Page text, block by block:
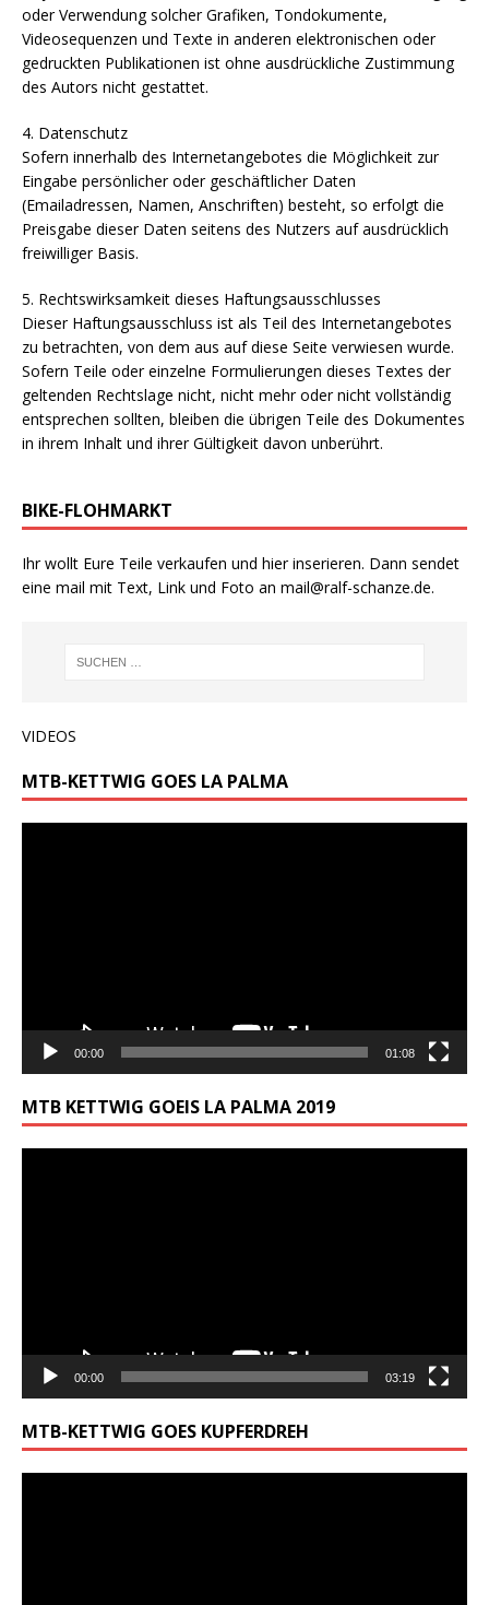
oder Verwendung solcher Grafiken, Tondokumente,
Videosequenzen und Texte in anderen elektronischen oder
gedruckten Publikationen ist ohne ausdrückliche Zustimmung
des Autors nicht gestattet.
4. Datenschutz
Sofern innerhalb des Internetangebotes die Möglichkeit zur
Eingabe persönlicher oder geschäftlicher Daten
(Emailadressen, Namen, Anschriften) besteht, so erfolgt die
Preisgabe dieser Daten seitens des Nutzers auf ausdrücklich
freiwilliger Basis.
5. Rechtswirksamkeit dieses Haftungsausschlusses
Dieser Haftungsausschluss ist als Teil des Internetangebotes
zu betrachten, von dem aus auf diese Seite verwiesen wurde.
Sofern Teile oder einzelne Formulierungen dieses Textes der
geltenden Rechtslage nicht, nicht mehr oder nicht vollständig
entsprechen sollten, bleiben die übrigen Teile des Dokumentes
in ihrem Inhalt und ihrer Gültigkeit davon unberührt.
BIKE-FLOHMARKT
Ihr wollt Eure Teile verkaufen und hier inserieren. Dann sendet
eine mail mit Text, Link und Foto an mail@ralf-schanze.de.
VIDEOS
MTB-KETTWIG GOES LA PALMA
00:00 01:08
MTB KETTWIG GOEIS LA PALMA 2019
00:00 03:19
MTB-KETTWIG GOES KUPFERDREH